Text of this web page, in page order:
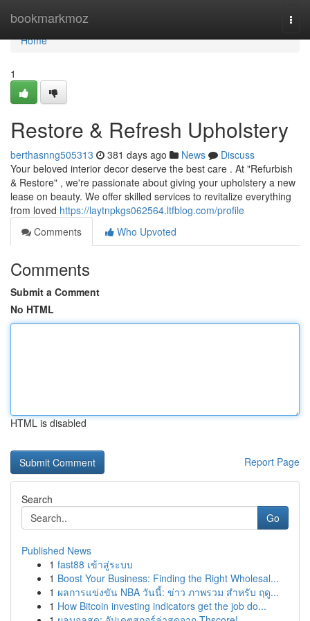
bookmarkmoz
Home
Home
1
Restore & Refresh Upholstery
berthasnng505313 381 days ago News
Discuss
Your beloved interior decor deserve the best care . At "Refurbish
& Restore" , we're passionate about giving your upholstery a new
lease on beauty. We offer skilled services to revitalize everything
from loved https://laytnpkgs062564.ltfblog.com/profile
Comments
Who Upvoted
Comments
Submit a Comment
No HTML
HTML is disabled
Report Page
Search
Go
Published News
1 fast88 เข้าสู่ระบบ
1 Boost Your Business: Finding the Right Wholesal...
1 ผลการแข่งขัน NBA วันนี้: ข่าว ภาพรวม สำหรับ ฤดู...
1 How Bitcoin investing indicators get the job do...